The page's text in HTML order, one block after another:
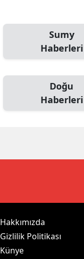
Sumy
Haberleri
Doğu
Haberleri
Hakkımızda
Gizlilik Politikası
Künye